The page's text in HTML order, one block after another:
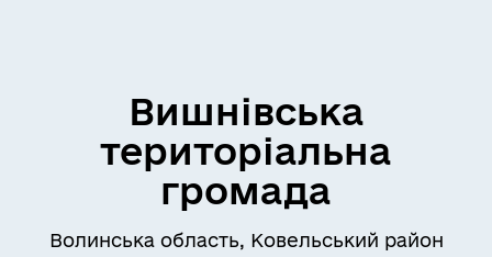
Вишнівська
територіальна
громада
Волинська область, Ковельський район